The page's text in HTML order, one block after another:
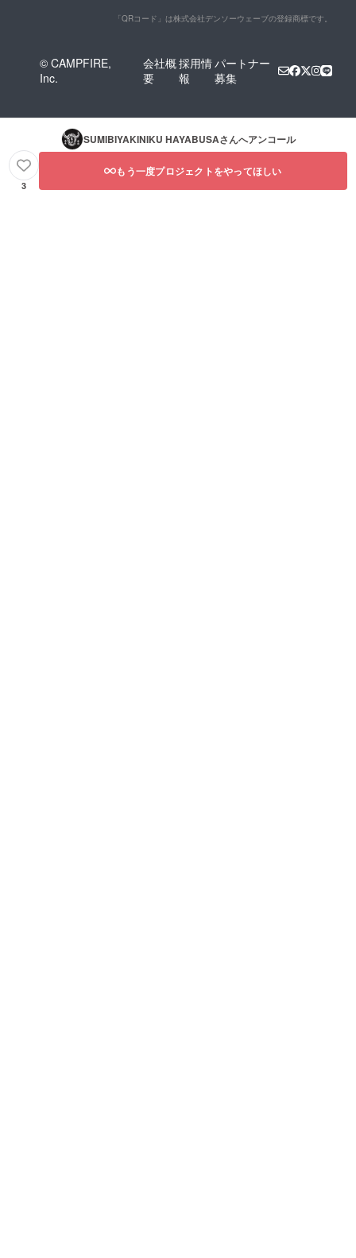
「QRコード」は株式会社デンソーウェーブの登録商標です。
© CAMPFIRE,
Inc.
会社概
要
採用情
報
パートナー
募集
SUMIBIYAKINIKU HAYABUSAさんへアンコール
3
もう一度プロジェクトをやってほしい